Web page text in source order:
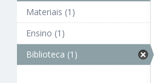
Materiais (1)
Ensino (1)
Biblioteca (1)